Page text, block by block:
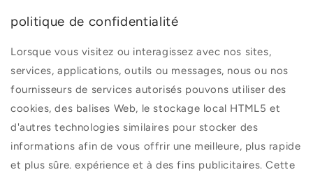
politique de confidentialité
Lorsque vous visitez ou interagissez avec nos sites,
services, applications, outils ou messages, nous ou nos
fournisseurs de services autorisés pouvons utiliser des
cookies, des balises Web, le stockage local HTML5 et
d'autres technologies similaires pour stocker des
informations afin de vous offrir une meilleure, plus rapide
et plus sûre. expérience et à des fins publicitaires. Cette